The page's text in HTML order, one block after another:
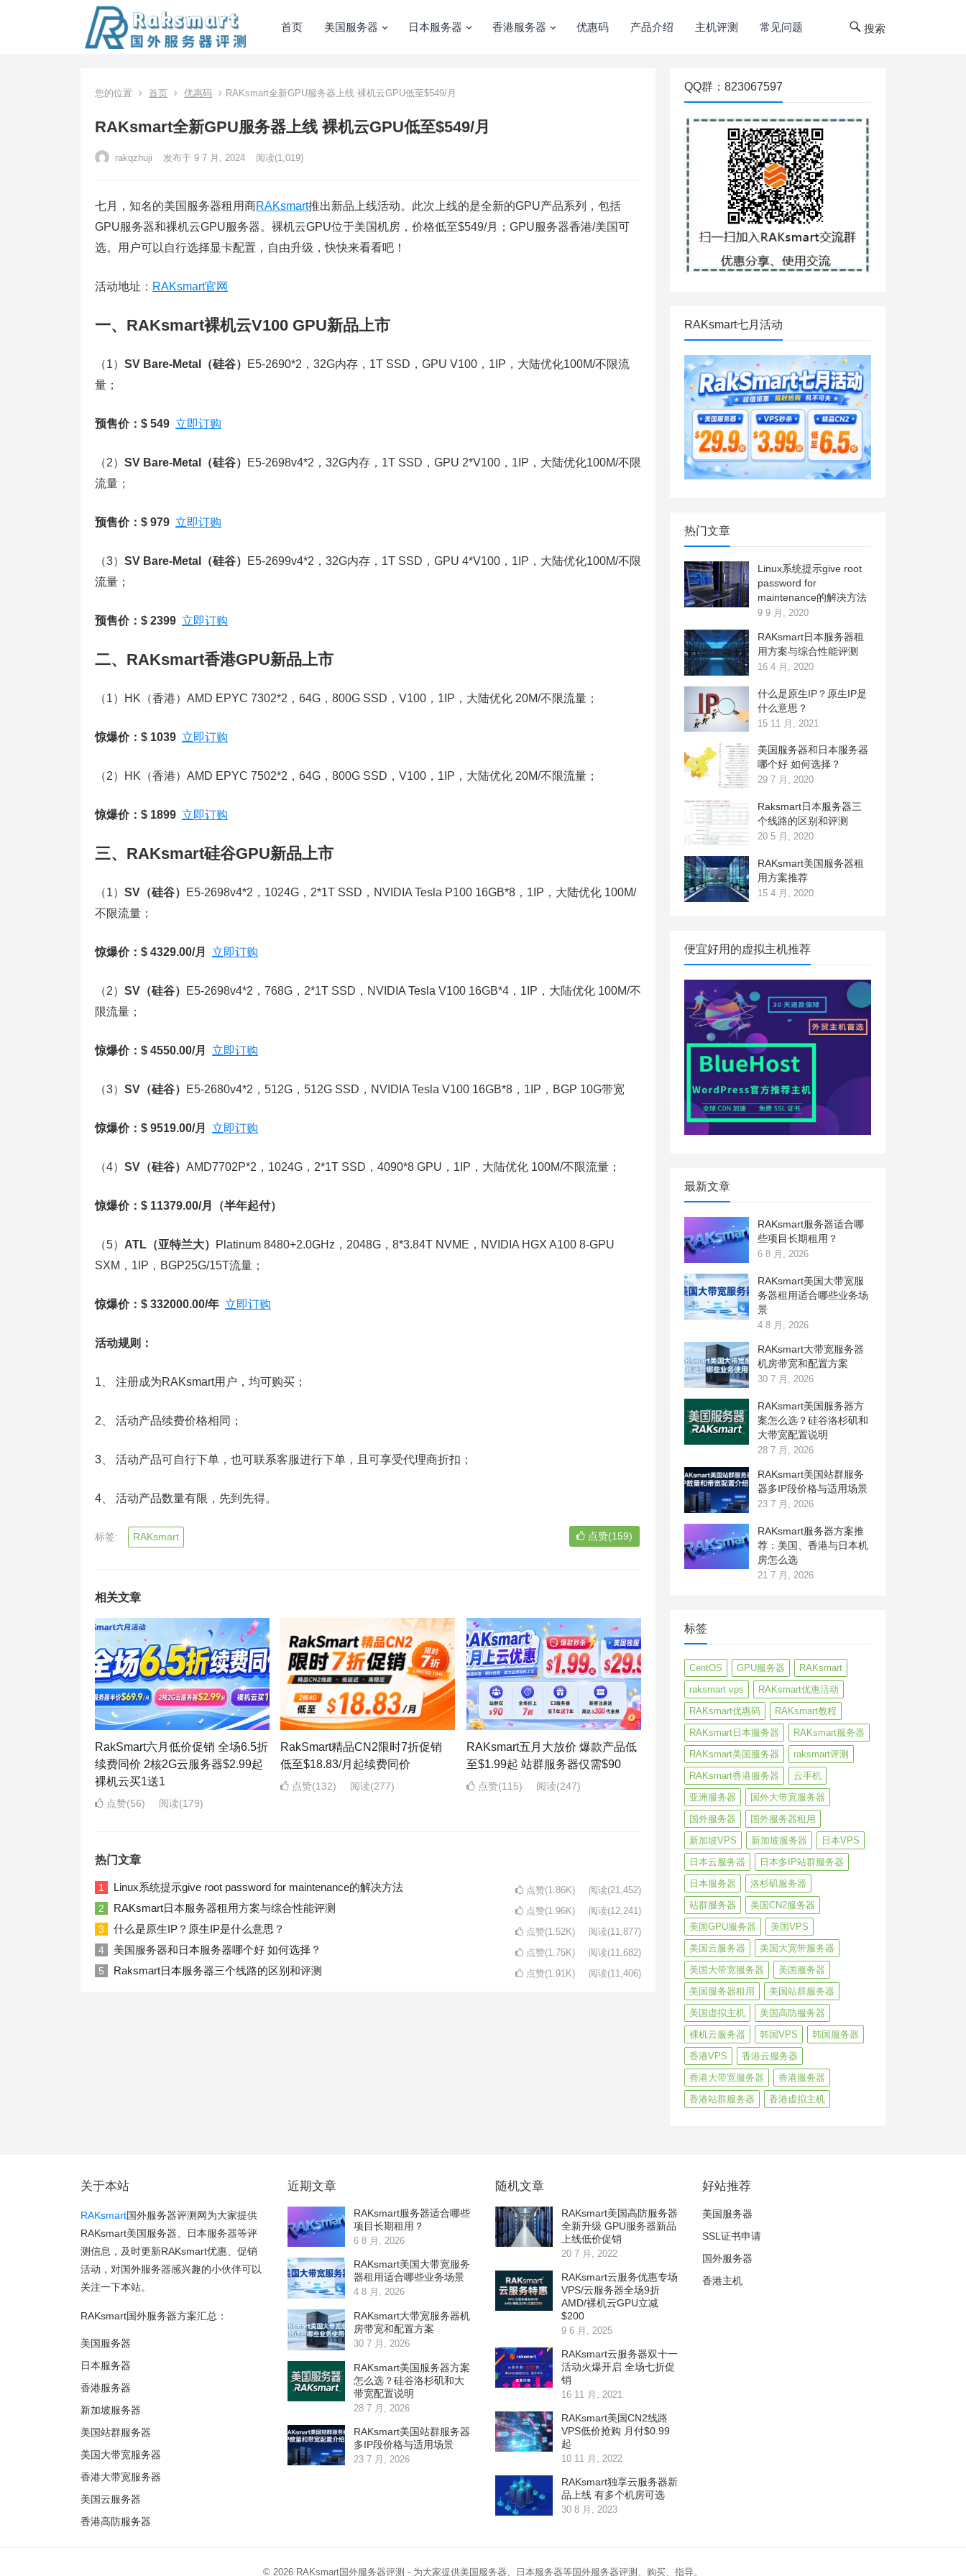
首页 美国服务器 日本服务器 香港服务器 优惠码 产品介绍 主机评测 常见问题 搜索
您的位置 首页 优惠码 RAKsmart全新GPU服务器上线 裸机云GPU低至$549/月
RAKsmart全新GPU服务器上线 裸机云GPU低至$549/月
rakqzhuji 发布于 9 7 月, 2024 阅读(1,019)
七月，知名的美国服务器租用商RAKsmart推出新品上线活动。此次上线的是全新的GPU产品系列，包括
GPU服务器和裸机云GPU服务器。裸机云GPU位于美国机房，价格低至$549/月；GPU服务器香港/美国可
选。用户可以自行选择显卡配置，自由升级，快快来看看吧！
活动地址： RAKsmart官网
一、RAKsmart裸机云V100 GPU新品上市
（1） SV Bare-Metal （硅谷）
E5-2690*2，32G内存，1T SSD，GPU V100，1IP，大陆优化100M/不限流
量；
预售价：$ 549 立即订购
（2） SV Bare-Metal （硅谷）
E5-2698v4*2，32G内存，1T SSD，GPU 2*V100，1IP，大陆优化100M/不限
流量；
预售价：$ 979 立即订购
（3） SV Bare-Metal （硅谷）
E5-2699v4*2，32G内存，1T SSD，GPU 4*V100，1IP，大陆优化100M/不限
流量；
预售价：$ 2399 立即订购
二、RAKsmart香港GPU新品上市
（1）HK（香港）AMD EPYC 7302*2，64G，800G SSD，V100，1IP，大陆优化 20M/不限流量；
惊爆价：$ 1039 立即订购
（2）HK（香港）AMD EPYC 7502*2，64G，800G SSD，V100，1IP，大陆优化 20M/不限流量；
惊爆价：$ 1899 立即订购
三、RAKsmart硅谷GPU新品上市
（1） SV（硅谷）
E5-2698v4*2，1024G，2*1T SSD，NVIDIA Tesla P100 16GB*8，1IP，大陆优化 100M/
不限流量；
惊爆价：$ 4329.00/月 立即订购
（2） SV（硅谷）
E5-2698v4*2，768G，2*1T SSD，NVIDIA Tesla V100 16GB*4，1IP，大陆优化 100M/不
限流量；
惊爆价：$ 4550.00/月 立即订购
（3） SV（硅谷） E5-2680v4*2，512G，512G SSD，NVIDIA Tesla V100 16GB*8，1IP，BGP 10G带宽
惊爆价：$ 9519.00/月 立即订购
（4） SV（硅谷） AMD7702P*2，1024G，2*1T SSD，4090*8 GPU，1IP，大陆优化 100M/不限流量；
惊爆价：$ 11379.00/月 （半年起付）
（5） ATL（亚特兰大）
Platinum 8480+2.0GHz，2048G，8*3.84T NVME，NVIDIA HGX A100 8-GPU
SXM，1IP，BGP25G/15T流量；
惊爆价：$ 332000.00/年 立即订购
活动规则：
1、 注册成为RAKsmart用户，均可购买；
2、 活动产品续费价格相同；
3、 活动产品可自行下单，也可联系客服进行下单，且可享受代理商折扣；
4、 活动产品数量有限，先到先得。
标签: RAKsmart 点赞(159)
相关文章
RakSmart六月低价促销 全场6.5折
续费同价 2核2G云服务器$2.99起
裸机云买1送1
点赞(56) 阅读(179)
RakSmart精品CN2限时7折促销
低至$18.83/月起续费同价
点赞(132) 阅读(277)
RAKsmart五月大放价 爆款产品低
至$1.99起 站群服务器仅需$90
点赞(115) 阅读(247)
热门文章
1 Linux系统提示give root password for maintenance的解决方法 点赞(1.86K) 阅读(21,452)
2 RAKsmart日本服务器租用方案与综合性能评测 点赞(1.96K) 阅读(12,241)
3 什么是原生IP？原生IP是什么意思？ 点赞(1.52K) 阅读(11,877)
4 美国服务器和日本服务器哪个好 如何选择？ 点赞(1.75K) 阅读(11,682)
5 Raksmart日本服务器三个线路的区别和评测 点赞(1.91K) 阅读(11,406)
QQ群：823067597
RAKsmart七月活动
热门文章
Linux系统提示give root
password for
maintenance的解决方法
9 9 月, 2020
RAKsmart日本服务器租
用方案与综合性能评测
16 4 月, 2020
什么是原生IP？原生IP是
什么意思？
15 11 月, 2021
美国服务器和日本服务器
哪个好 如何选择？
29 7 月, 2020
Raksmart日本服务器三
个线路的区别和评测
20 5 月, 2020
RAKsmart美国服务器租
用方案推荐
15 4 月, 2020
便宜好用的虚拟主机推荐
最新文章
RAKsmart服务器适合哪
些项目长期租用？
6 8 月, 2026
RAKsmart美国大带宽服
务器租用适合哪些业务场
景
4 8 月, 2026
RAKsmart大带宽服务器
机房带宽和配置方案
30 7 月, 2026
RAKsmart美国服务器方
案怎么选？硅谷洛杉矶和
大带宽配置说明
28 7 月, 2026
RAKsmart美国站群服务
器多IP段价格与适用场景
23 7 月, 2026
RAKsmart服务器方案推
荐：美国、香港与日本机
房怎么选
21 7 月, 2026
标签
CentOS GPU服务器
RAKsmart
raksmart vps
RAKsmart优惠活动
RAKsmart优惠码
RAKsmart教程
RAKsmart日本服务器
RAKsmart服务器
RAKsmart美国服务器
raksmart评测
RAKsmart香港服务器
云手机
亚洲服务器
国外大带宽服务器
国外服务器
国外服务器租用
新加坡VPS
新加坡服务器
日本VPS
日本云服务器
日本多IP站群服务器
日本服务器
洛杉矶服务器
站群服务器
美国CN2服务器
美国GPU服务器
美国VPS
美国云服务器
美国大宽带服务器
美国大带宽服务器
美国服务器
美国服务器租用
美国站群服务器
美国虚拟主机
美国高防服务器
裸机云服务器
韩国VPS
韩国服务器
香港VPS
香港云服务器
香港大带宽服务器
香港服务器
香港站群服务器
香港虚拟主机
关于本站
RAKsmart国外服务器评测网为大家提供
RAKsmart美国服务器、日本服务器等评
测信息，及时更新RAKsmart优惠、促销
活动，对国外服务器感兴趣的小伙伴可以
关注一下本站。
RAKsmart国外服务器方案汇总：
美国服务器
日本服务器
香港服务器
新加坡服务器
美国站群服务器
美国大带宽服务器
香港大带宽服务器
美国云服务器
香港高防服务器
近期文章
RAKsmart服务器适合哪些
项目长期租用？
6 8 月, 2026
RAKsmart美国大带宽服务
器租用适合哪些业务场景
4 8 月, 2026
RAKsmart大带宽服务器机
房带宽和配置方案
30 7 月, 2026
RAKsmart美国服务器方案
怎么选？硅谷洛杉矶和大
带宽配置说明
28 7 月, 2026
RAKsmart美国站群服务器
多IP段价格与适用场景
23 7 月, 2026
随机文章
RAKsmart美国高防服务器
全新升级 GPU服务器新品
上线低价促销
20 7 月, 2022
RAKsmart云服务优惠专场
VPS/云服务器全场9折
AMD/裸机云GPU立减
$200
9 6 月, 2025
RAKsmart云服务器双十一
活动火爆开启 全场七折促
销
16 11 月, 2021
RAKsmart美国CN2线路
VPS低价抢购 月付$0.99
起
10 11 月, 2022
RAKsmart独享云服务器新
品上线 有多个机房可选
30 8 月, 2023
好站推荐
美国服务器
SSL证书申请
国外服务器
香港主机
© 2026 RAKsmart国外服务器评测 - 为大家提供美国服务器、日本服务器等国外服务器评测、购买、指导。